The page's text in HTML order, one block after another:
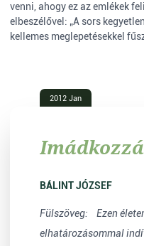
venni, ahogy ez az emlékek
elbeszélővel: „A sors
kellemes meglepetésekkel
2012 Jan
BÁLINT JÓZSEF
Fülszöveg: Ezen életem leírását azon
elhatározásommal